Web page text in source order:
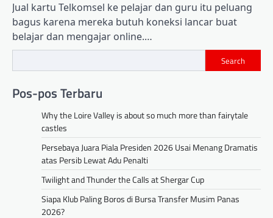
Jual kartu Telkomsel ke pelajar dan guru itu peluang
bagus karena mereka butuh koneksi lancar buat
belajar dan mengajar online.…
Search
Pos-pos Terbaru
Why the Loire Valley is about so much more than fairytale
castles
Persebaya Juara Piala Presiden 2026 Usai Menang Dramatis
atas Persib Lewat Adu Penalti
Twilight and Thunder the Calls at Shergar Cup
Siapa Klub Paling Boros di Bursa Transfer Musim Panas
2026?